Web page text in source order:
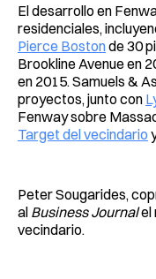
El desarrollo en
residenciales,
Pierce Bostonde 30
Brookline Avenue en
en 2015. Samuels &
proyectos, junto con
Fenway sobre
Target del vecindario
Peter Sougarides,
al Business Journalel
vecindario.